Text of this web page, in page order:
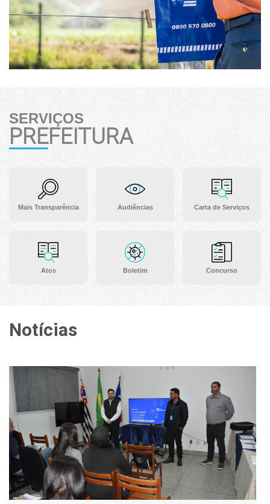
SERVIÇOS
PREFEITURA
Mais Transparência
Atos
Audiências
Boletim
Carta de Serviços
Concurso
Notícias